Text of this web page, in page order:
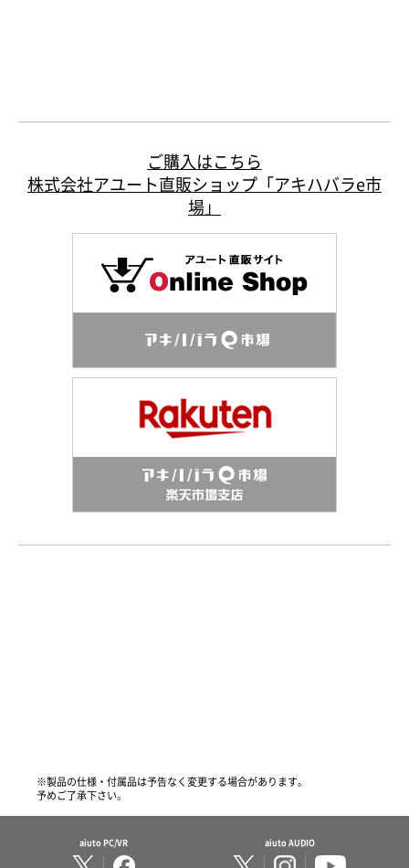
ご購入はこちら
株式会社アユート直販ショップ「アキハバラe市
場」
※製品の仕様・付属品は予告なく変更する場合があります。
予めご了承下さい。
aiuto PC/VR aiuto AUDIO